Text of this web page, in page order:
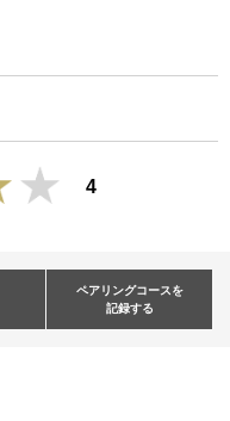
4
ペアリングコースを
記録する